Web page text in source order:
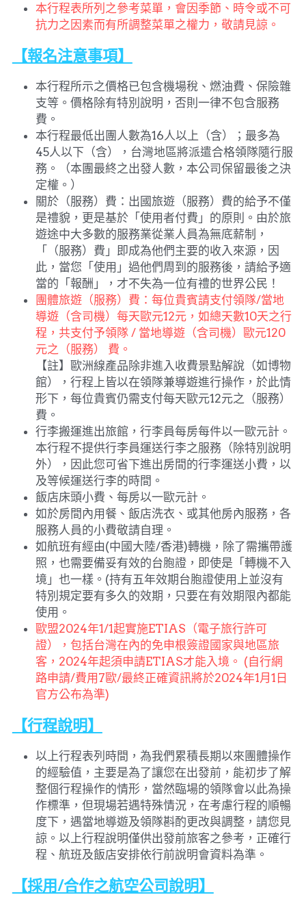
本行程表所列之參考菜單，會因季節、時令或不可
抗力之因素而有所調整菜單之權力，敬請見諒。
【報名注意事項】
本行程所示之價格已包含機場稅、燃油費、保險雜
支等。價格除有特別說明，否則一律不包含服務
費。
本行程最低出團人數為16人以上（含）；最多為
45人以下（含），台灣地區將派遣合格領隊隨行服
務。（本團最終之出發人數，本公司保留最後之決
定權。）
關於（服務）費：出國旅遊（服務）費的給予不僅
是禮貌，更是基於「使用者付費」的原則。由於旅
遊途中大多數的服務業從業人員為無底薪制，
「（服務）費」即成為他們主要的收入來源，因
此，當您「使用」過他們周到的服務後，請給予適
當的「報酬」，才不失為一位有禮的世界公民！
團體旅遊（服務）費：每位貴賓請支付領隊/當地
導遊（含司機）每天歐元12元，如總天數10天之行
程，共支付予領隊 / 當地導遊（含司機）歐元120
元之（服務） 費。
【註】歐洲線產品除非進入收費景點解說（如博物
館），行程上皆以在領隊兼導遊進行操作，於此情
形下，每位貴賓仍需支付每天歐元12元之（服務）
費。
行李搬運進出旅館，行李員每房每件以一歐元計。
本行程不提供行李員運送行李之服務（除特別說明
外），因此您可省下進出房間的行李運送小費，以
及等候運送行李的時間。
飯店床頭小費、每房以一歐元計。
如於房間內用餐、飯店洗衣、或其他房內服務，各
服務人員的小費敬請自理。
如航班有經由(中國大陸/香港)轉機，除了需攜帶護
照，也需要備妥有效的台胞證，即使是「轉機不入
境」也一樣。(持有五年效期台胞證使用上並沒有
特別規定要有多久的效期，只要在有效期限內都能
使用。
歐盟2024年1/1起實施ETIAS（電子旅行許可
證），包括台灣在內的免申根簽證國家與地區旅
客，2024年起須申請ETIAS才能入境。 (自行網
路申請/費用7歐/最終正確資訊將於2024年1月1日
官方公布為準)
【行程說明】
以上行程表列時間，為我們累積長期以來團體操作
的經驗值，主要是為了讓您在出發前，能初步了解
整個行程操作的情形，當然臨場的領隊會以此為操
作標準，但現場若遇特殊情況，在考慮行程的順暢
度下，遇當地導遊及領隊斟酌更改與調整，請您見
諒。以上行程說明僅供出發前旅客之參考，正確行
程、航班及飯店安排依行前說明會資料為準。
【採用/合作之航空公司說明】